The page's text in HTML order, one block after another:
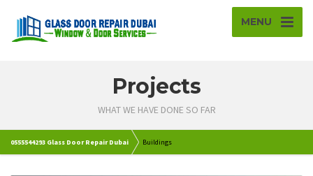
MENU
Projects
WHAT WE HAVE DONE SO FAR
0555544293 Glass Door Repair Dubai Buildings